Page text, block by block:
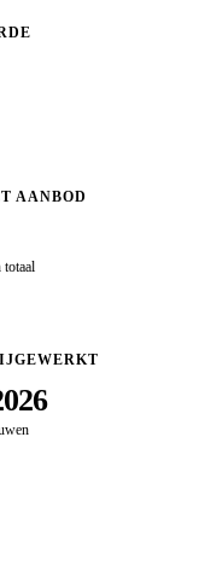
AANBOD